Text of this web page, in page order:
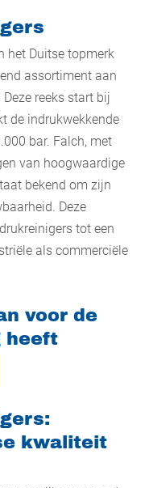
het Duitse topmerk
assortiment aan
reeks start bij
de indrukwekkende
bar. Falch, met
van hoogwaardige
bekend om zijn
Deze
tot een
als commerciële
voor de
heeft
kwaliteit